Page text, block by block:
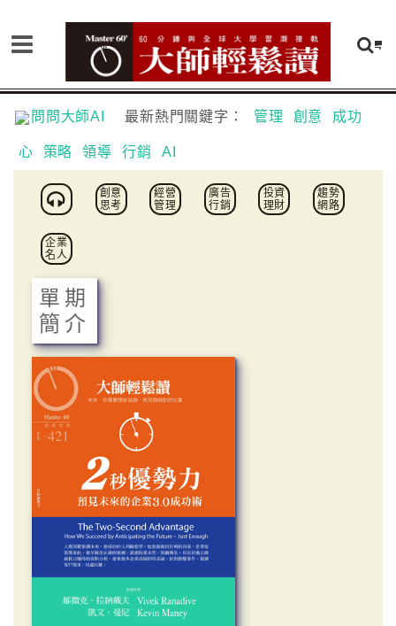
問問大師AI 最新熱門關鍵字： 管理 創意 成功
心 策略 領導 行銷 AI
創意
思考
經營
管理
廣告
行銷
投資
理財
趨勢
網路
企業
名人
單期
簡介